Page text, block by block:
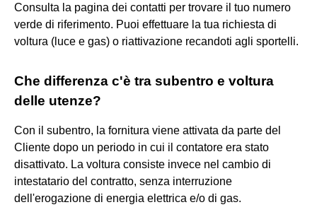
Consulta la pagina dei contatti per trovare il tuo numero
verde di riferimento. Puoi effettuare la tua richiesta di
voltura (luce e gas) o riattivazione recandoti agli sportelli.
Che differenza c'è tra subentro e voltura
delle utenze?
Con il subentro, la fornitura viene attivata da parte del
Cliente dopo un periodo in cui il contatore era stato
disattivato. La voltura consiste invece nel cambio di
intestatario del contratto, senza interruzione
dell'erogazione di energia elettrica e/o di gas.